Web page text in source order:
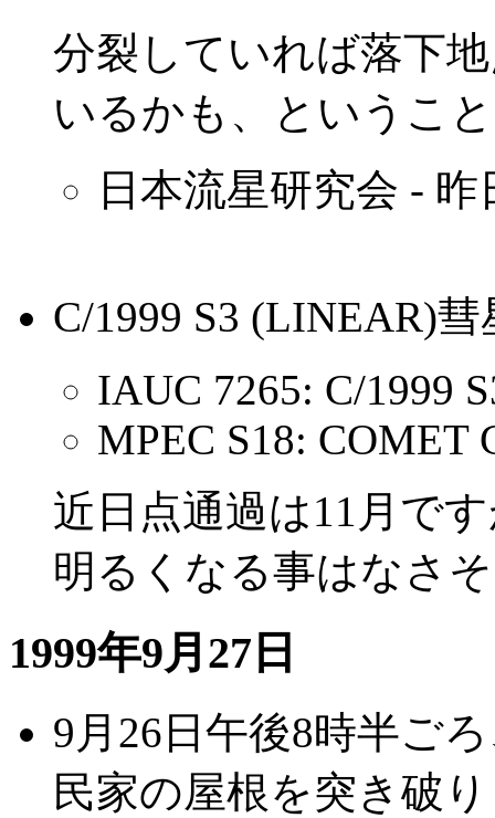
分裂していれば落下
いるかも、というこ
日本流星研究会 -
C/1999 S3 (LINEAR)
IAUC 7265: C/1999
MPEC S18: COMET
近日点通過は11月で
明るくなる事はなさ
1999年9月27日
9月26日午後8時半ご
民家の屋根を突き破